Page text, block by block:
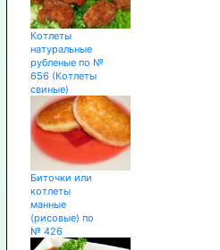
Котлеты
натуральные
рубленые по №
656 (Котлеты
свиные)
Биточки или
котлеты
манные
(рисовые) по
№ 426